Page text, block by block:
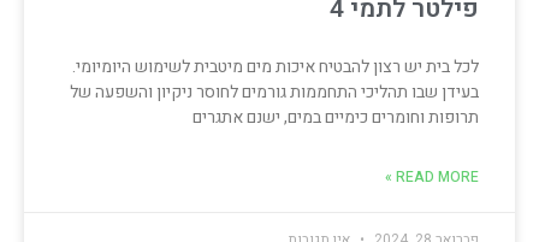
פילטר לתמי 4
לכל בית יש רצון להבטיח איכות מים מיטבית לשימוש היומיומי.
בעידן שבו תהליכי התחממות גורמים לחוסר ניקיון והשפעה של
תרופות וחומרים כימיים במים, ישנם אתגרים
READ MORE »